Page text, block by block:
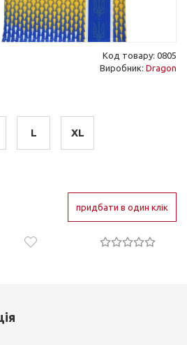
Код товару: 0805
Виробник: Dragon
L XL
придбати в один клік